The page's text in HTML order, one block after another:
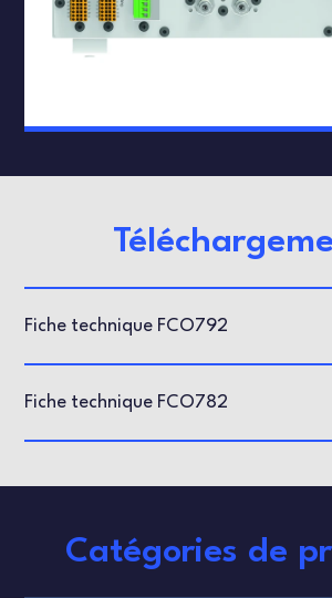
Fiche technique FCO792
Fiche technique FCO782
Catégories de